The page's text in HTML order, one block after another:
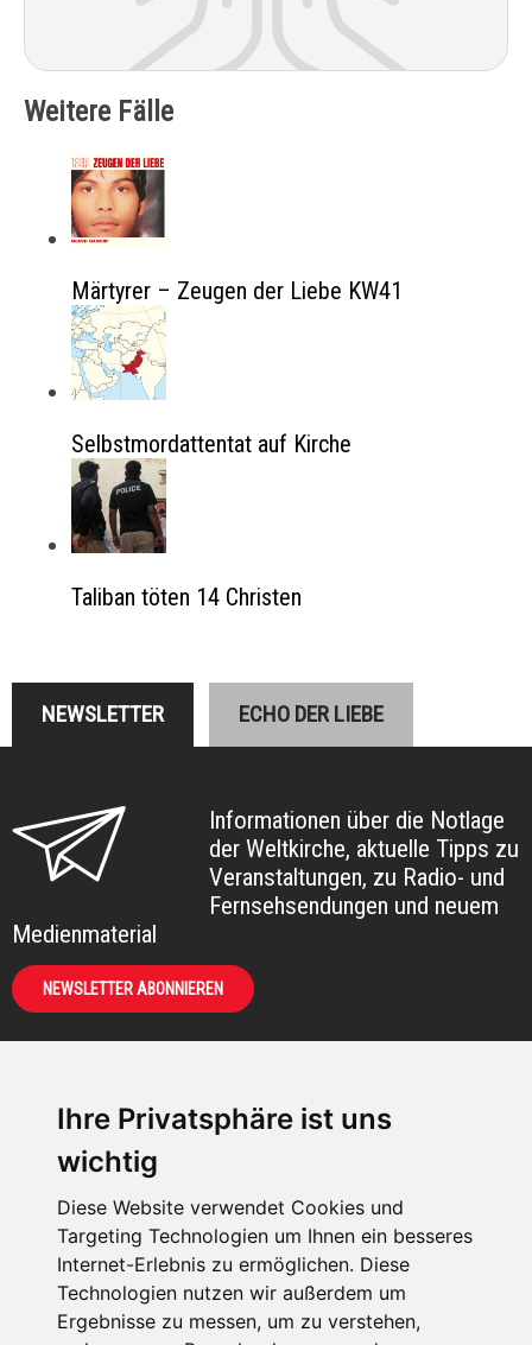
Ihre Privatsphäre ist uns
wichtig
Diese Website verwendet Cookies und
Targeting Technologien um Ihnen ein besseres
Internet-Erlebnis zu ermöglichen. Diese
Technologien nutzen wir außerdem um
Ergebnisse zu messen, um zu verstehen,
Weitere Fälle
Märtyrer – Zeugen der Liebe KW41
Selbstmordattentat auf Kirche
Taliban töten 14 Christen
NEWSLETTER ECHO DER LIEBE
Informationen über die Notlage
der Weltkirche, aktuelle Tipps zu
Veranstaltungen, zu Radio- und
Fernsehsendungen und neuem
Medienmaterial
NEWSLETTER ABONNIEREN
KIRCHE IN NOT -
Österreich
Weimarer Straße 104/3
1190 Wien
kin@kircheinnot.at